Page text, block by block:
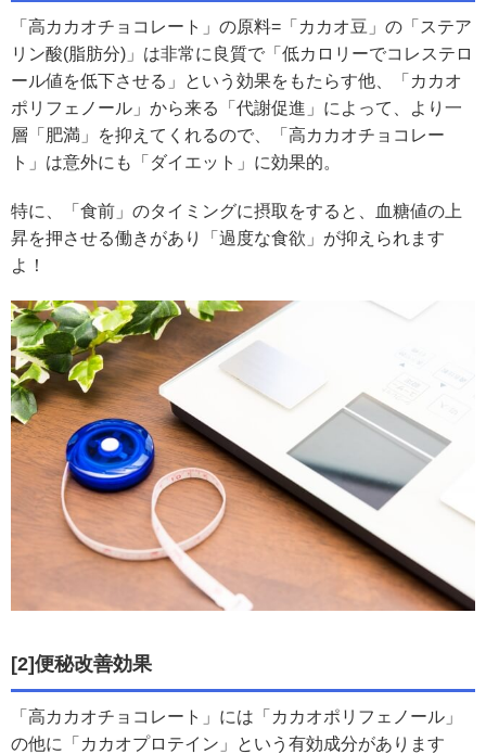
「高カカオチョコレート」の原料=「カカオ豆」の「ステア
リン酸(脂肪分)」は非常に良質で「低カロリーでコレステロ
ール値を低下させる」という効果をもたらす他、「カカオ
ポリフェノール」から来る「代謝促進」によって、より一
層「肥満」を抑えてくれるので、「高カカオチョコレー
ト」は意外にも「ダイエット」に効果的。
特に、「食前」のタイミングに摂取をすると、血糖値の上
昇を押させる働きがあり「過度な食欲」が抑えられます
よ！
[2]便秘改善効果
「高カカオチョコレート」には「カカオポリフェノール」
の他に「カカオプロテイン」という有効成分があります